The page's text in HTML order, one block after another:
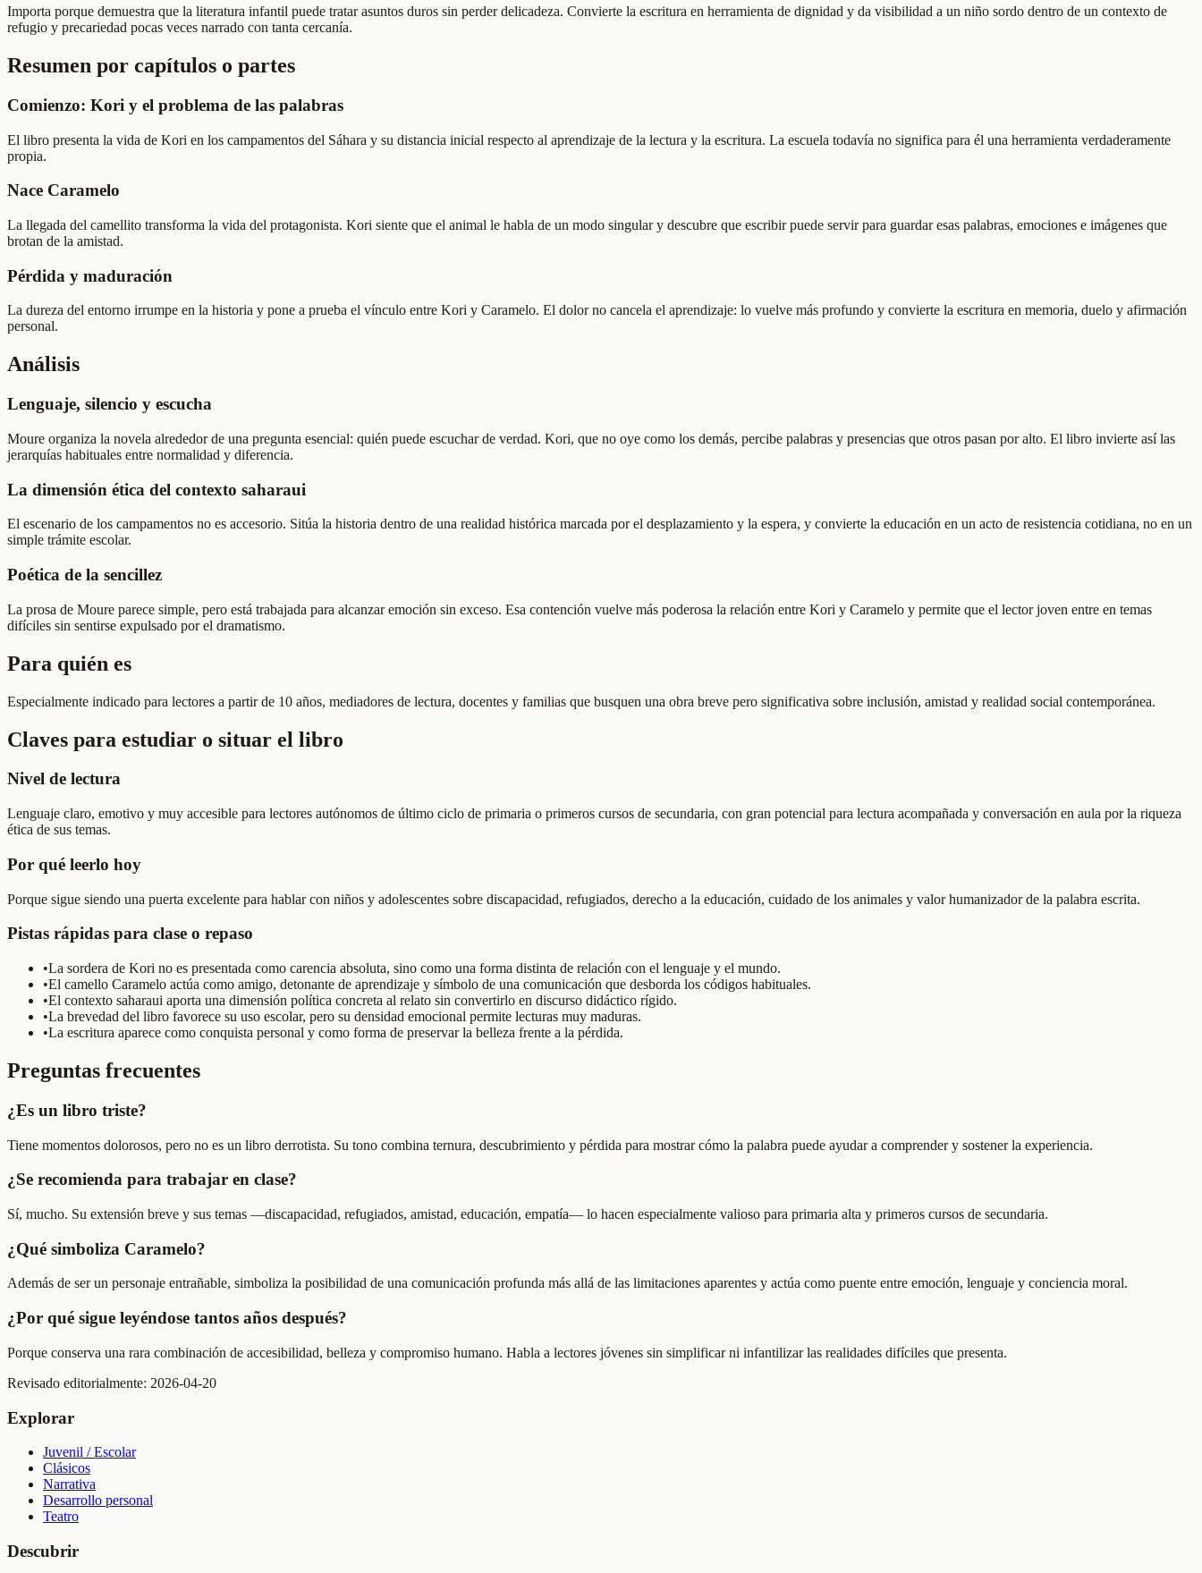
Importa porque demuestra que la literatura infantil puede tratar asuntos duros sin perder delicadeza. Convierte la escritura en herramienta de dignidad y da visibilidad a un niño sordo dentro de un contexto de
refugio y precariedad pocas veces narrado con tanta cercanía.
Resumen por capítulos o partes
Comienzo: Kori y el problema de las palabras
El libro presenta la vida de Kori en los campamentos del Sáhara y su distancia inicial respecto al aprendizaje de la lectura y la escritura. La escuela todavía no significa para él una herramienta verdaderamente
propia.
Nace Caramelo
La llegada del camellito transforma la vida del protagonista. Kori siente que el animal le habla de un modo singular y descubre que escribir puede servir para guardar esas palabras, emociones e imágenes que
brotan de la amistad.
Pérdida y maduración
La dureza del entorno irrumpe en la historia y pone a prueba el vínculo entre Kori y Caramelo. El dolor no cancela el aprendizaje: lo vuelve más profundo y convierte la escritura en memoria, duelo y afirmación
personal.
Análisis
Lenguaje, silencio y escucha
Moure organiza la novela alrededor de una pregunta esencial: quién puede escuchar de verdad. Kori, que no oye como los demás, percibe palabras y presencias que otros pasan por alto. El libro invierte así las
jerarquías habituales entre normalidad y diferencia.
La dimensión ética del contexto saharaui
El escenario de los campamentos no es accesorio. Sitúa la historia dentro de una realidad histórica marcada por el desplazamiento y la espera, y convierte la educación en un acto de resistencia cotidiana, no en un
simple trámite escolar.
Poética de la sencillez
La prosa de Moure parece simple, pero está trabajada para alcanzar emoción sin exceso. Esa contención vuelve más poderosa la relación entre Kori y Caramelo y permite que el lector joven entre en temas
difíciles sin sentirse expulsado por el dramatismo.
Para quién es
Especialmente indicado para lectores a partir de 10 años, mediadores de lectura, docentes y familias que busquen una obra breve pero significativa sobre inclusión, amistad y realidad social contemporánea.
Claves para estudiar o situar el libro
Nivel de lectura
Lenguaje claro, emotivo y muy accesible para lectores autónomos de último ciclo de primaria o primeros cursos de secundaria, con gran potencial para lectura acompañada y conversación en aula por la riqueza
ética de sus temas.
Por qué leerlo hoy
Porque sigue siendo una puerta excelente para hablar con niños y adolescentes sobre discapacidad, refugiados, derecho a la educación, cuidado de los animales y valor humanizador de la palabra escrita.
Pistas rápidas para clase o repaso
•La sordera de Kori no es presentada como carencia absoluta, sino como una forma distinta de relación con el lenguaje y el mundo.
•El camello Caramelo actúa como amigo, detonante de aprendizaje y símbolo de una comunicación que desborda los códigos habituales.
•El contexto saharaui aporta una dimensión política concreta al relato sin convertirlo en discurso didáctico rígido.
•La brevedad del libro favorece su uso escolar, pero su densidad emocional permite lecturas muy maduras.
•La escritura aparece como conquista personal y como forma de preservar la belleza frente a la pérdida.
Preguntas frecuentes
¿Es un libro triste?
Tiene momentos dolorosos, pero no es un libro derrotista. Su tono combina ternura, descubrimiento y pérdida para mostrar cómo la palabra puede ayudar a comprender y sostener la experiencia.
¿Se recomienda para trabajar en clase?
Sí, mucho. Su extensión breve y sus temas —discapacidad, refugiados, amistad, educación, empatía— lo hacen especialmente valioso para primaria alta y primeros cursos de secundaria.
¿Qué simboliza Caramelo?
Además de ser un personaje entrañable, simboliza la posibilidad de una comunicación profunda más allá de las limitaciones aparentes y actúa como puente entre emoción, lenguaje y conciencia moral.
¿Por qué sigue leyéndose tantos años después?
Porque conserva una rara combinación de accesibilidad, belleza y compromiso humano. Habla a lectores jóvenes sin simplificar ni infantilizar las realidades difíciles que presenta.
Revisado editorialmente: 2026-04-20
Explorar
Juvenil / Escolar
Clásicos
Narrativa
Desarrollo personal
Teatro
Descubrir